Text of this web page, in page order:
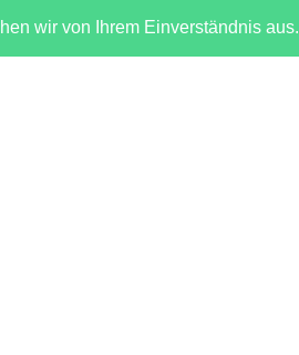
wir von Ihrem Einverständnis aus.